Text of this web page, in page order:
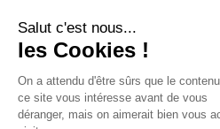
Mentions
Salut c'est nous...
les Cookies !
On a attendu d'être sûrs que le
ce site vous intéresse avant de vous
déranger, mais on aimerait bien vous